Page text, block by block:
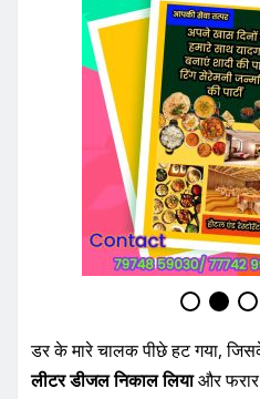
डर के मारे चालक पीछे हट गया,
लीटर डीजल निकाल लियाऔर फरार
बाद तेज़ी से भाग निकले।